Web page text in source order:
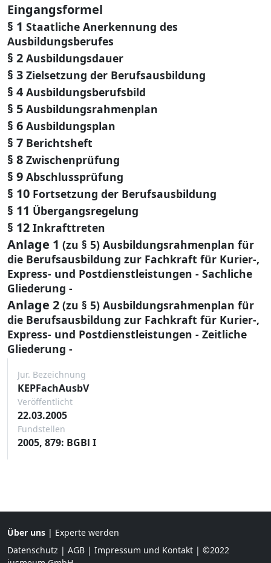
Eingangsformel
§ 1 Staatliche Anerkennung des
Ausbildungsberufes
§ 2 Ausbildungsdauer
§ 3 Zielsetzung der Berufsausbildung
§ 4 Ausbildungsberufsbild
§ 5 Ausbildungsrahmenplan
§ 6 Ausbildungsplan
§ 7 Berichtsheft
§ 8 Zwischenprüfung
§ 9 Abschlussprüfung
§ 10 Fortsetzung der Berufsausbildung
§ 11 Übergangsregelung
§ 12 Inkrafttreten
Anlage 1 (zu § 5) Ausbildungsrahmenplan für
die Berufsausbildung zur Fachkraft für Kurier-,
Express- und Postdienstleistungen - Sachliche
Gliederung -
Anlage 2 (zu § 5) Ausbildungsrahmenplan für
die Berufsausbildung zur Fachkraft für Kurier-,
Express- und Postdienstleistungen - Zeitliche
Gliederung -
Jur. Bezeichnung
KEPFachAusbV
Veröffentlicht
22.03.2005
Fundstellen
2005, 879: BGBl I
Über uns | Experte werden
Datenschutz | AGB | Impressum und Kontakt | ©2022